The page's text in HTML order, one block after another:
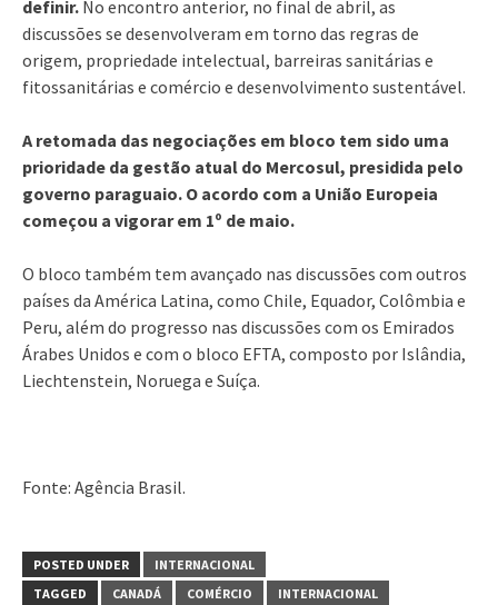
definir. No encontro anterior, no final de abril, as
discussões se desenvolveram em torno das regras de
origem, propriedade intelectual, barreiras sanitárias e
fitossanitárias e comércio e desenvolvimento sustentável.
A retomada das negociações em bloco tem sido uma
prioridade da gestão atual do Mercosul, presidida pelo
governo paraguaio. O acordo com a União Europeia
começou a vigorar em 1º de maio.
O bloco também tem avançado nas discussões com outros
países da América Latina, como Chile, Equador, Colômbia e
Peru, além do progresso nas discussões com os Emirados
Árabes Unidos e com o bloco EFTA, composto por Islândia,
Liechtenstein, Noruega e Suíça.
Fonte: Agência Brasil.
POSTED UNDER
INTERNACIONAL
TAGGED
CANADÁ COMÉRCIO
INTERNACIONAL